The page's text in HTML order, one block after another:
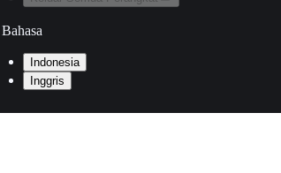
Bahasa
Indonesia
Inggris